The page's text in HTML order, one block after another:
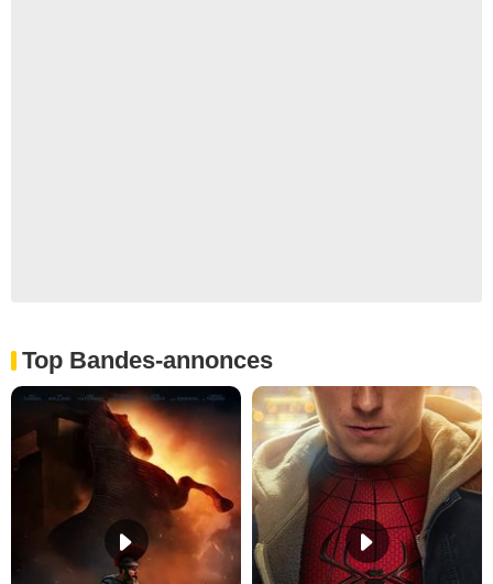
Top Bandes-annonces